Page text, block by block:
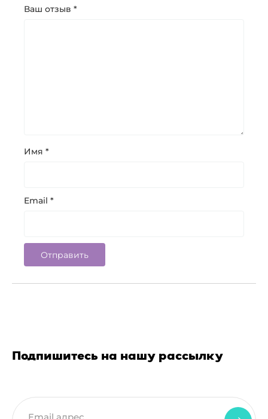
Ваш отзыв *
Имя *
Email *
Подпишитесь на нашу рассылку